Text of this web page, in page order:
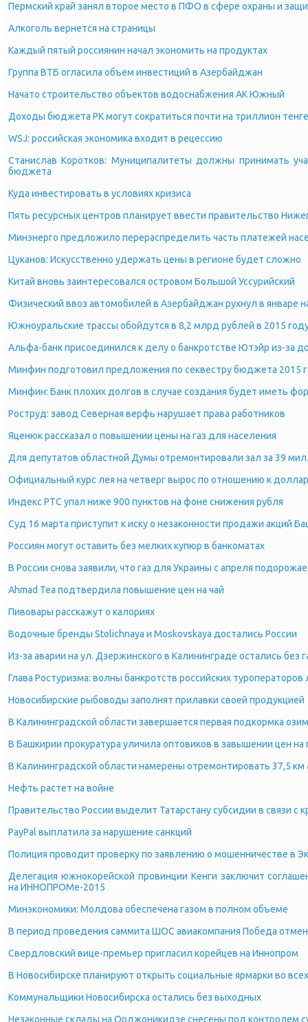
Пермский край занял второе место в ПФО в сфере охраны и
Алкоголь вернется на страницы
Каждый пятый россиянин начал экономить на продуктах
Группа ВТБ огласила объем инвестиций в Азербайджан
Начато строительство объектов водоснабжения АК Южный
Доходы бюджета РК могут сократиться почти на триллион тенге
WSJ: российская экономика входит в рецессию
Станислав Коротков: Муниципалитеты должны принимать
бюджета
Куда инвестировать в условиях кризиса
Пять ресурсных центров планирует ввести правительство
Минэнерго предложило перераспределить часть платежей
Цуканов: Искусственно удержать цены в регионе будет сложно
Китай вновь заинтересовался островом Большой Уссурийский
Физический ввоз автомобилей в Азербайджан рухнул в январе
Южноуральские трассы обойдутся в 8,2 млрд рублей в 2015
Альфа-банк присоединился к делу о банкротстве Ютэйр из-за
Минфин подготовил предложения по секвестру бюджета 2015
Минфин: Банк плохих долгов в случае создания будет иметь
Роструд: завод Северная верфь нарушает права работников
Яценюк рассказал о повышении цены на газ для населения
Для депутатов областной Думы отремонтировали зал за 39
Официальный курс лея на четверг вырос по отношению к
Индекс РТС упал ниже 900 пунктов на фоне снижения рубля
Суд 16 марта приступит к иску о незаконности продажи акций
Россиян могут оставить без мелких купюр в банкоматах
В России снова заявили, что газ для Украины с апреля
Ahmad Tea подтвердила повышение цен на чай
Пивовары расскажут о калориях
Водочные бренды Stolichnaya и Moskovskaya достались России
Из-за аварии на ул. Дзержинского в Калининграде остались без
Глава Ростуризма: волны банкротств российских
Новосибирские рыбоводы заполнят прилавки своей продукцией
В Калининградской области завершается первая подкормка
В Башкирии прокуратура уличила оптовиков в завышении цен
В Калининградской области намерены отремонтировать 37,5
Нефть растет на войне
Правительство России выделит Татарстану субсидии в связи с
PayPal выплатила за нарушение санкций
Полиция проводит проверку по заявлению о мошенничестве в
Делегация южнокорейской провинции Кенги заключит
на ИННОПРОМе-2015
Минэкономики: Молдова обеспечена газом в полном объеме
В период проведения саммита ШОС авиакомпания Победа
Свердловский вице-премьер пригласил корейцев на Иннопром
В Новосибирске планируют открыть социальные ярмарки во
Коммунальщики Новосибирска остались без выходных
Незаконные склады на Орджоникидзе снесены под контролем